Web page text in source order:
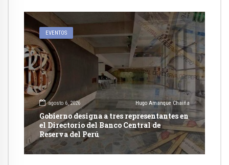
EVENTOS
agosto 6, 2026 Hugo Amanque Chaiña
Gobierno designa a tres representantes en
el Directorio del Banco Central de
Reserva del Perú